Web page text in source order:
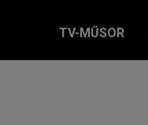
TV-MŰSOR